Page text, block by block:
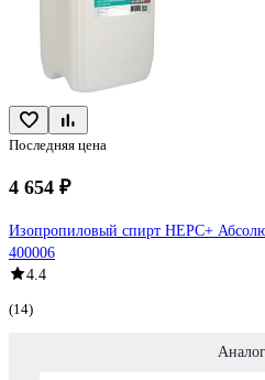
Последняя цена
4 654 ₽
Изопропиловый спирт НЕРС+
400006
4.4
(14)